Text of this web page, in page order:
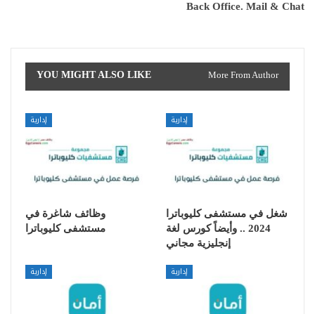
Back Office. Mail & Chat
YOU MIGHT ALSO LIKE More From Author
إدارية
وظائف شاغرة في
مستشفى كليوباترا
إدارية
شغل في مستشفى كليوباترا
2024 .. وأيضاً كورس لغة
إنجليزية مجاني
إدارية إدارية